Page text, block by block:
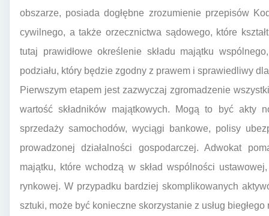
obszarze, posiada dogłębne zrozumienie przepisów
cywilnego, a także orzecznictwa sądowego, które
tutaj prawidłowe określenie składu majątku
podziału, który będzie zgodny z prawem i sprawiedliwy
Pierwszym etapem jest zazwyczaj zgromadzenie
wartość składników majątkowych. Mogą to być akty
sprzedaży samochodów, wyciągi bankowe, polisy
prowadzonej działalności gospodarczej. Adwokat
majątku, które wchodzą w skład wspólności
rynkowej. W przypadku bardziej skomplikowanych
sztuki, może być konieczne skorzystanie z usług biegłego